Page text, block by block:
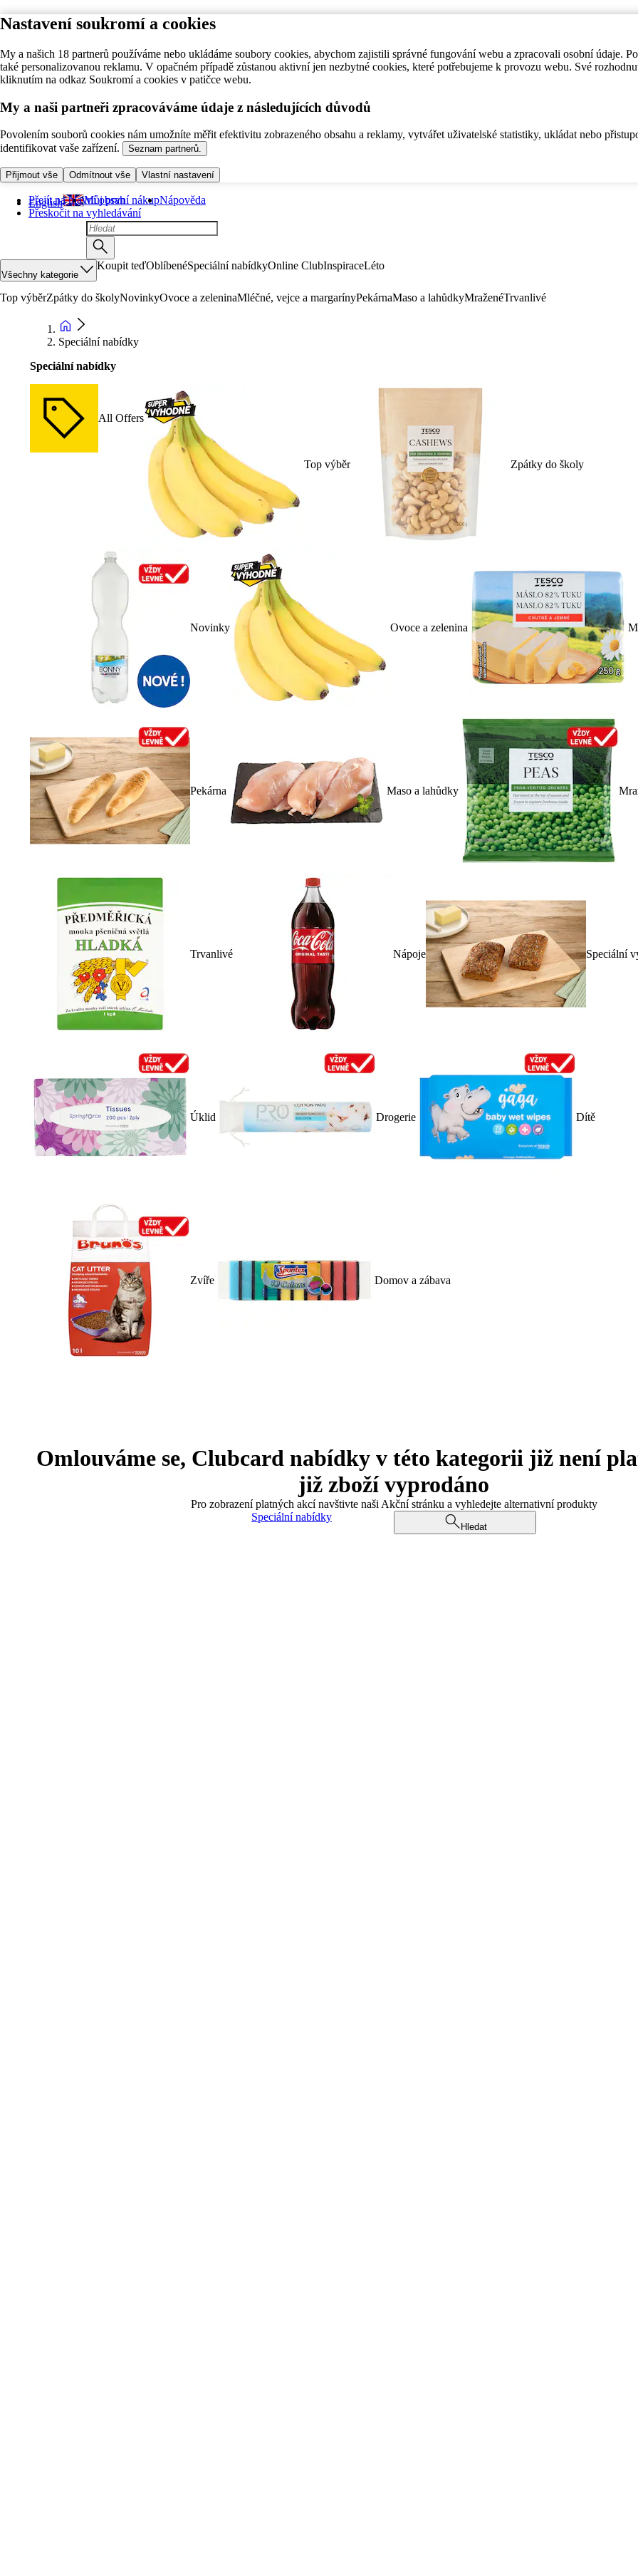
Nastavení soukromí a cookies
My a našich 18 partnerů používáme nebo ukládáme soubory cookies, abychom zajistili správné fungování webu a zpracovali osobní údaje.
také personalizovanou reklamu. V opačném případě zůstanou aktivní jen nezbytné cookies, které potřebujeme k provozu webu. Své
kliknutím na odkaz Soukromí a cookies v patičce webu.
My a naši partneři zpracováváme údaje z následujících důvodů
Povolením souborů cookies nám umožníte měřit efektivitu zobrazeného obsahu a reklamy, vytvářet uživatelské statistiky, ukládat nebo
identifikovat vaše zařízení.
Seznam partnerů.
Přijmout vše Odmítnout vše Vlastní nastavení
Přejít na hlavní obsah
Přeskočit na vyhledávání
English Můj první nákupNápověda
Všechny kategorie
Koupit teďOblíbenéSpeciální nabídkyOnline ClubInspiraceLéto
Top výběrZpátky do školyNovinkyOvoce a zeleninaMléčné, vejce a margarínyPekárnaMaso a lahůdkyMraženéTrvanlivé
Speciální nabídky
Speciální nabídky
All Offers
Top výběr Zpátky do školy
Novinky Ovoce a zelenina
Pekárna Maso a lahůdky
Trvanlivé Nápoje Speciální
Úklid Drogerie Dítě
Zvíře Domov a zábava
Omlouváme se, Clubcard nabídky v této kategorii již není
již zboží vyprodáno
Pro zobrazení platných akcí navštivte naši Akční stránku a vyhledejte alternativní produkty
Speciální nabídky
Hledat